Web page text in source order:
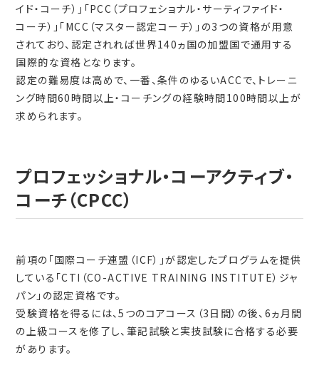
イド・コーチ）」「PCC（プロフェショナル・サーティファイド・
コーチ）」「MCC（マスター認定コーチ）」の3つの資格が用意
されており、認定されれば世界140ヵ国の加盟国で通用する
国際的な資格となります。
認定の難易度は高めで、一番、条件のゆるいACCで、トレーニ
ング時間60時間以上・コーチングの経験時間100時間以上が
求められます。
プロフェッショナル・コーアクティブ・
コーチ（CPCC）
前項の「国際コーチ連盟（ICF）」が認定したプログラムを提供
している「CTI（CO-ACTIVE TRAINING INSTITUTE）ジャ
パン」の認定資格です。
受験資格を得るには、5つのコアコース（3日間）の後、6ヵ月間
の上級コースを修了し、筆記試験と実技試験に合格する必要
があります。